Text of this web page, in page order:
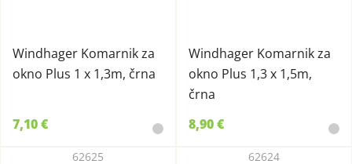
Windhager Komarnik za
okno Plus 1 x 1,3m, črna
7,10 €
Windhager Komarnik za
okno Plus 1,3 x 1,5m,
črna
8,90 €
62625 62624